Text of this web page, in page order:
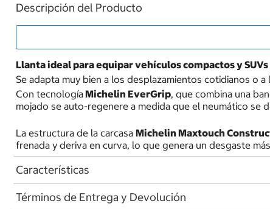
Descripción del Producto
Llanta ideal para equipar vehículos compactos y
Se adapta muy bien a los desplazamientos cotidianos o a
Con tecnologíaMichelin EverGrip, que combina una
mojado se auto-regenere a medida que el neumático se
La estructura de la carcasa Michelin Maxtouch
frenada y deriva en curva, lo que genera un desgaste
Características
Términos de Entrega y Devolución